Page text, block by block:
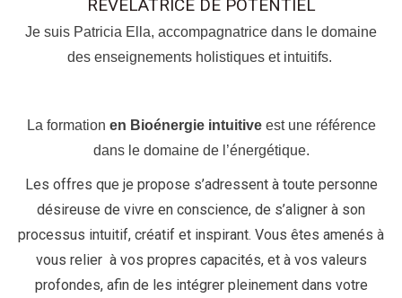
REVELATRICE DE POTENTIEL
Je suis Patricia Ella, accompagnatrice dans le domaine
des enseignements holistiques et intuitifs.
La formation en Bioénergie intuitiveest une référence
dans le domaine de l’énergétique.
Les offres que je propose s’adressent à toute personne
désireuse de vivre en conscience, de s’aligner à son
processus intuitif, créatif et inspirant. Vous êtes amenés à
vous relier à vos propres capacités, et à vos valeurs
profondes, afin de les intégrer pleinement dans votre